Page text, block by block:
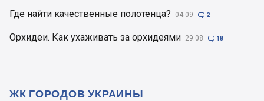
Где найти качественные полотенца? 04.09  2
Орхидеи. Как ухаживать за орхидеями 29.08  18
ЖК ГОРОДОВ УКРАИНЫ